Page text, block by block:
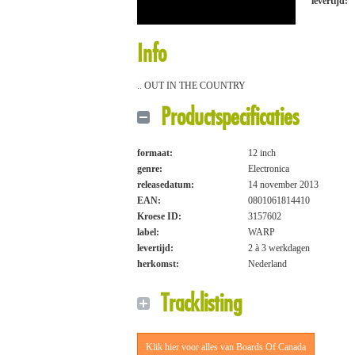
Info
.. OUT IN THE COUNTRY
Productspecificaties
formaat:
12 inch
genre:
Electronica
releasedatum:
14 november 2013
EAN:
0801061814410
Kroese ID:
3157602
label:
WARP
levertijd:
2 à 3 werkdagen
herkomst:
Nederland
Tracklisting
Klik hier voor alles van Boards Of Canada